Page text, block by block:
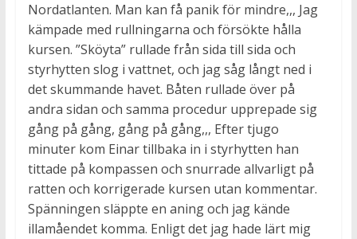
Nordatlanten. Man kan få panik för mindre,,, Jag
kämpade med rullningarna och försökte hålla
kursen. ”Sköyta” rullade från sida till sida och
styrhytten slog i vattnet, och jag såg långt ned i
det skummande havet. Båten rullade över på
andra sidan och samma procedur upprepade sig
gång på gång, gång på gång,,, Efter tjugo
minuter kom Einar tillbaka in i styrhytten han
tittade på kompassen och snurrade allvarligt på
ratten och korrigerade kursen utan kommentar.
Spänningen släppte en aning och jag kände
illamåendet komma. Enligt det jag hade lärt mig